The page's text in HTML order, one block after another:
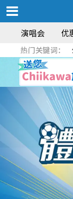
演唱会 优
热门关键词：